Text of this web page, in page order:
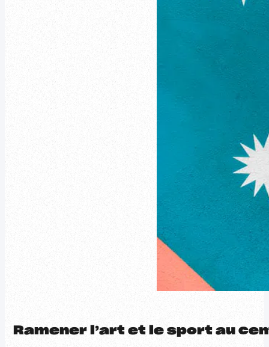
Ramener l’art et le sport au